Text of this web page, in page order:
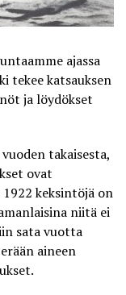
ajassa
tekee katsauksen
ja löydökset
takaisesta,
ovat
keksintöjä on
niitä ei
sata vuotta
aineen